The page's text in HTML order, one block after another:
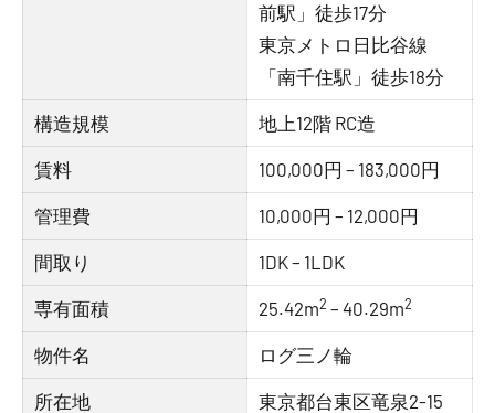
前駅」徒歩17分
東京メトロ日比谷線
「南千住駅」徒歩18分
構造規模 地上12階 RC造
賃料 100,000円 – 183,000円
管理費 10,000円 – 12,000円
間取り 1DK – 1LDK
専有面積 25.42m2 – 40.29m2
物件名 ログ三ノ輪
所在地 東京都台東区竜泉2-15